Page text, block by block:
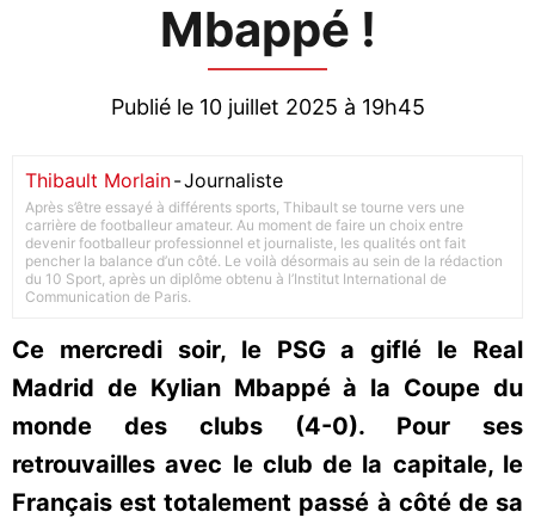
Mbappé !
Publié le 10 juillet 2025 à 19h45
Thibault Morlain-Journaliste
Après s’être essayé à différents sports, Thibault se tourne vers une
carrière de footballeur amateur. Au moment de faire un choix entre
devenir footballeur professionnel et journaliste, les qualités ont fait
pencher la balance d’un côté. Le voilà désormais au sein de la rédaction
du 10 Sport, après un diplôme obtenu à l’Institut International de
Communication de Paris.
Ce mercredi soir, le PSG a giflé le Real
Madrid de Kylian Mbappé à la Coupe du
monde des clubs (4-0). Pour ses
retrouvailles avec le club de la capitale, le
Français est totalement passé à côté de sa